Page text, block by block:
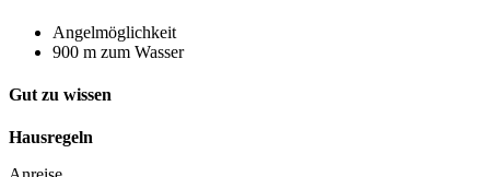
Angelmöglichkeit
900 m zum Wasser
Gut zu wissen
Hausregeln